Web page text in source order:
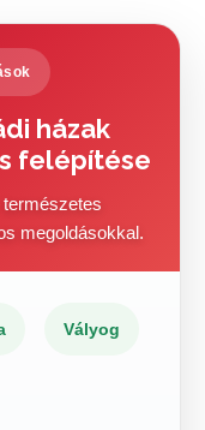
házak
felépítése
megoldásokkal.
Vályog